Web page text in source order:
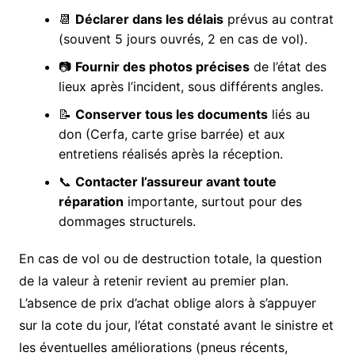
📆 Déclarer dans les délaisprévus au contrat
(souvent 5 jours ouvrés, 2 en cas de vol).
📷 Fournir des photos précisesde l’état des
lieux après l’incident, sous différents angles.
📝 Conserver tous les documentsliés au
don (Cerfa, carte grise barrée) et aux
entretiens réalisés après la réception.
📞 Contacter l’assureur avant toute
réparation importante, surtout pour des
dommages structurels.
En cas de vol ou de destruction totale, la question
de la valeur à retenir revient au premier plan.
L’absence de prix d’achat oblige alors à s’appuyer
sur la cote du jour, l’état constaté avant le sinistre et
les éventuelles améliorations (pneus récents,